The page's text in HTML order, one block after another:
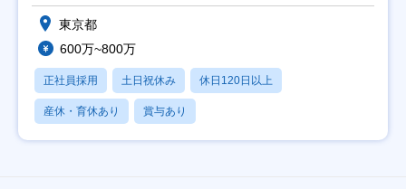
東京都
600万~800万
正社員採用 土日祝休み 休日120日以上
産休・育休あり 賞与あり